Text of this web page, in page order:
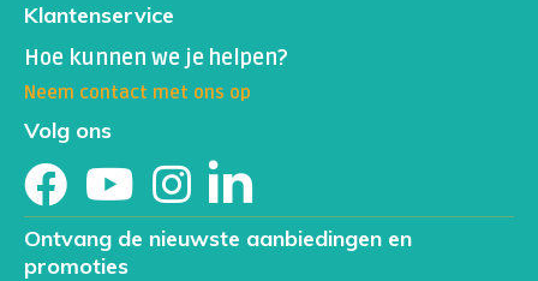
Klantenservice
Hoe kunnen we je helpen?
Neem contact met ons op
Volg ons
Ontvang de nieuwste aanbiedingen en
promoties